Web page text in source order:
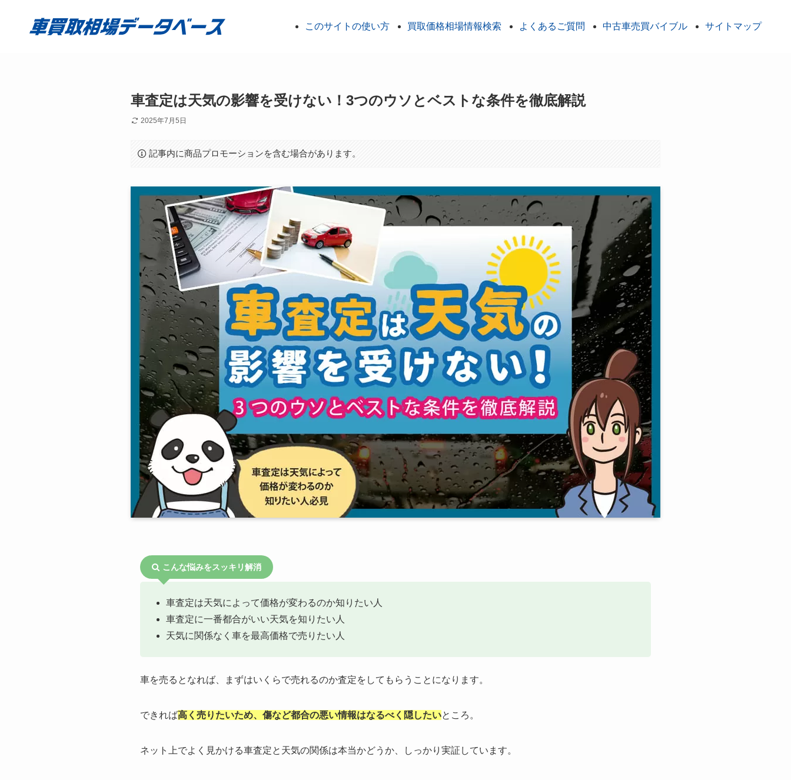
このサイトの使い方 買取価格相場情報検索 よくあるご質問 中古車売買バイブル サイトマップ
車査定は天気の影響を受けない！3つのウソとベストな条件を徹底解説
2025年7月5日
記事内に商品プロモーションを含む場合があります。
こんな悩みをスッキリ解消
車査定は天気によって価格が変わるのか知りたい人
車査定に一番都合がいい天気を知りたい人
天気に関係なく車を最高価格で売りたい人
車を売るとなれば、まずはいくらで売れるのか査定をしてもらうことになります。
できれば高く売りたいため、傷など都合の悪い情報はなるべく隠したいところ。
ネット上でよく見かける車査定と天気の関係は本当かどうか、しっかり実証しています。